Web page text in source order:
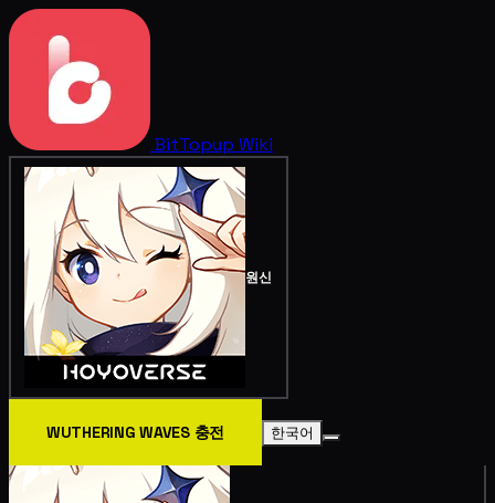
BitTopup Wiki
원신
WUTHERING WAVES 충전 한국어